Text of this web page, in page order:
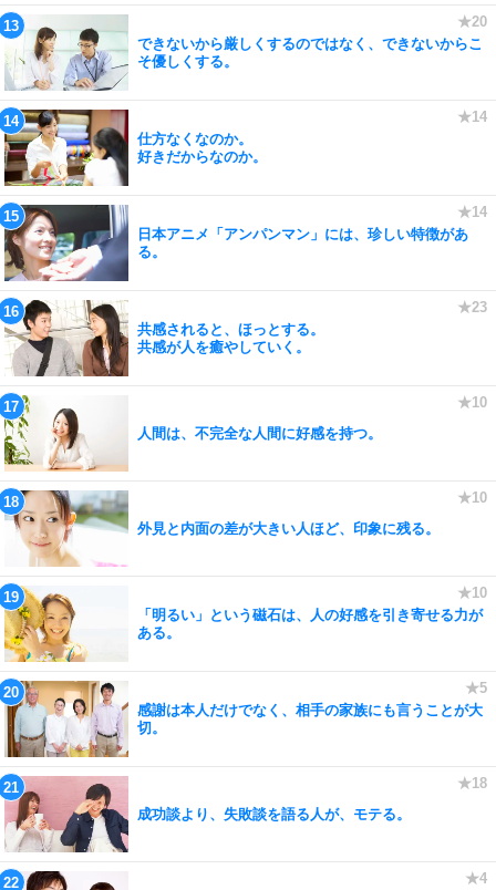
できないから厳しくするのではなく、できないからこ
そ優しくする。
仕方なくなのか。
好きだからなのか。
日本アニメ「アンパンマン」には、珍しい特徴があ
る。
共感されると、ほっとする。
共感が人を癒やしていく。
人間は、不完全な人間に好感を持つ。
外見と内面の差が大きい人ほど、印象に残る。
「明るい」という磁石は、人の好感を引き寄せる力が
ある。
感謝は本人だけでなく、相手の家族にも言うことが大
切。
成功談より、失敗談を語る人が、モテる。